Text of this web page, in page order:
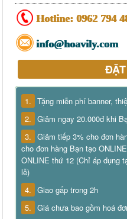
Hotline: 0962 794
info@hoavily.com
1. Tặng miễn phí banner,
2. Giảm ngay 20.000đ khi
3. Giảm tiếp 3% cho đơn
cho đơn hàng Bạn tạo
ONLINE thứ 12 (Chỉ áp dụng
lễ)
4. Giao gấp trong 2h
5. Giá chưa bao gồm hoá